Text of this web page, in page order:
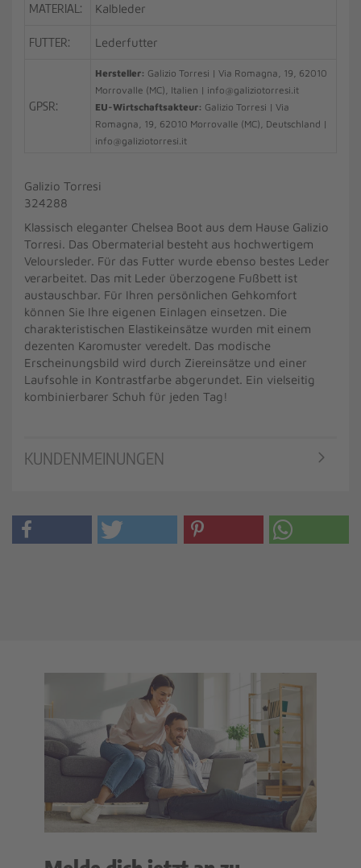
MATERIAL: Kalbleder
FUTTER: Lederfutter
GPSR:
Hersteller: Galizio Torresi | Via Romagna, 19, 62010
Morrovalle (MC), Italien | info@galiziotorresi.it
EU-Wirtschaftsakteur: Galizio Torresi | Via
Romagna, 19, 62010 Morrovalle (MC), Deutschland |
info@galiziotorresi.it
Galizio Torresi
324288
Klassisch eleganter Chelsea Boot aus dem Hause Galizio
Torresi. Das Obermaterial besteht aus hochwertigem
Veloursleder. Für das Futter wurde ebenso bestes Leder
verarbeitet. Das mit Leder überzogene Fußbett ist
austauschbar. Für Ihren persönlichen Gehkomfort
können Sie Ihre eigenen Einlagen einsetzen. Die
charakteristischen Elastikeinsätze wurden mit einem
dezenten Karomuster veredelt. Das modische
Erscheinungsbild wird durch Ziereinsätze und einer
Laufsohle in Kontrastfarbe abgerundet. Ein vielseitig
kombinierbarer Schuh für jeden Tag!
KUNDENMEINUNGEN